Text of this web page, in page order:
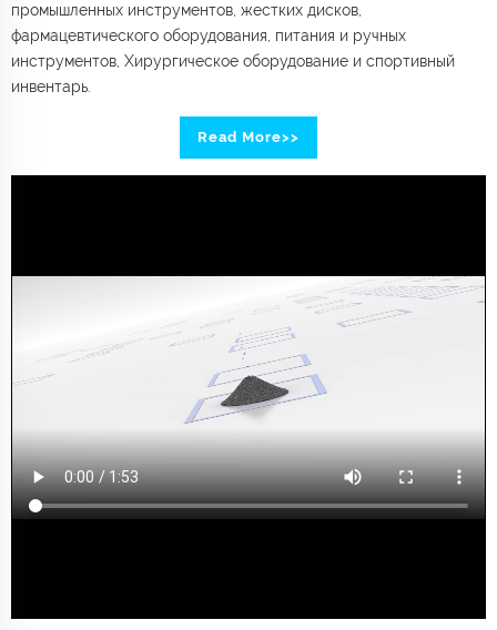
промышленных инструментов, жестких дисков,
фармацевтического оборудования, питания и ручных
инструментов, Хирургическое оборудование и спортивный
инвентарь.
Read More>>